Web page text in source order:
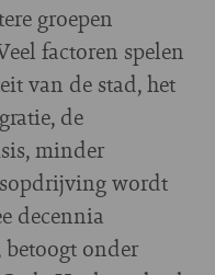
groepen
factoren spelen
van de stad, het
de
minder
wordt
decennia
onder